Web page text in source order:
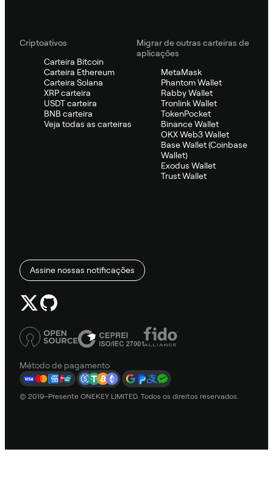
Criptoativos
Carteira Bitcoin
Carteira Ethereum
Carteira Solana
XRP carteira
USDT carteira
BNB carteira
Veja todas as carteiras
Migrar de outras carteiras de
aplicações
MetaMask
Phantom Wallet
Rabby Wallet
Tronlink Wallet
TokenPocket
Binance Wallet
OKX Web3 Wallet
Base Wallet (Coinbase
Wallet)
Exodus Wallet
Trust Wallet
Assine nossas notificações
Método de pagamento
© 2019–Presente ONEKEY LIMITED. Todos os direitos reservados.